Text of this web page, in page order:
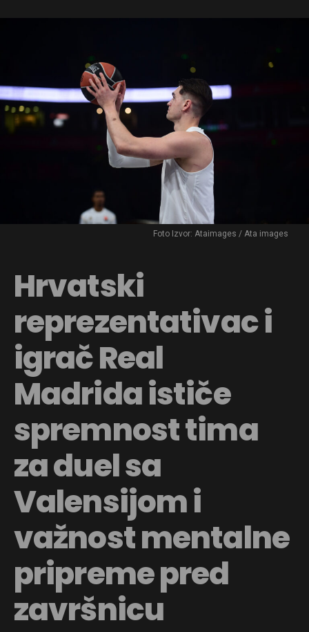
Foto Izvor: Ataimages / Ata images
Hrvatski
reprezentativac i
igrač Real
Madrida ističe
spremnost tima
za duel sa
Valensijom i
važnost mentalne
pripreme pred
završnicu